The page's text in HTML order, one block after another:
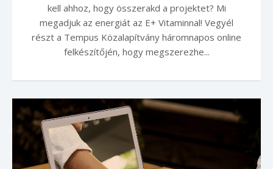
kell ahhoz, hogy összerakd a projektet? Mi
megadjuk az energiát az E+ Vitaminnal! Vegyél
részt a Tempus Közalapítvány háromnapos online
felkészítőjén, hogy megszerezhe...